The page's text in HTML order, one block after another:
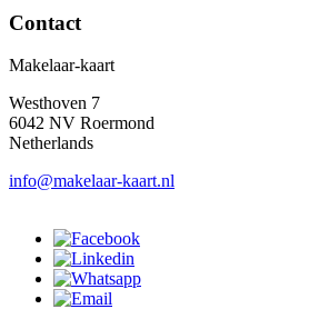
Contact
Makelaar-kaart
Westhoven 7
6042 NV Roermond
Netherlands
info@makelaar-kaart.nl